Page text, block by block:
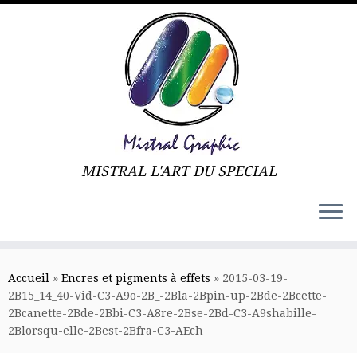
content
MISTRAL L'ART DU SPECIAL
Accueil » Encres et pigments à effets » 2015-03-19-
2B15_14_40-Vid-C3-A9o-2B_-2Bla-2Bpin-up-2Bde-2Bcette-
2Bcanette-2Bde-2Bbi-C3-A8re-2Bse-2Bd-C3-A9shabille-
2Blorsqu-elle-2Best-2Bfra-C3-AEch